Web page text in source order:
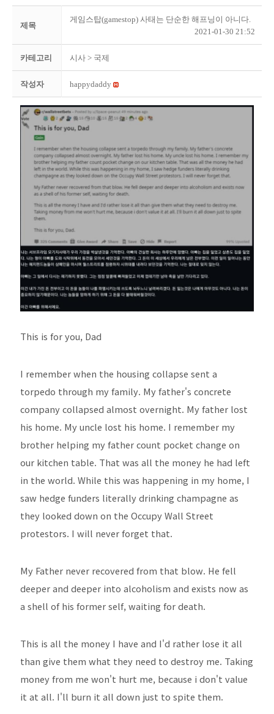
제목
게임스탑(gamestop) 사태는 단순한 해프닝이 아니다.
2021-01-30 21:52
카테고리 시사 > 국제
작성자 happydaddy
This is for you, Dad
I remember when the housing collapse sent a
torpedo through my family. My father's concrete
company collapsed almost overnight. My father lost
his home. My uncle lost his home. I remember my
brother helping my father count pocket change on
our kitchen table. That was all the money he had left
in the world. While this was happening in my home, I
saw hedge funders literally drinking champagne as
they looked down on the Occupy Wall Street
protestors. I will never forget that.
My Father never recovered from that blow. He fell
deeper and deeper into alcoholism and exists now as
a shell of his former self, waiting for death.
This is all the money I have and I'd rather lose it all
than give them what they need to destroy me. Taking
money from me won't hurt me, because i don't value
it at all. I'll burn it all down just to spite them.